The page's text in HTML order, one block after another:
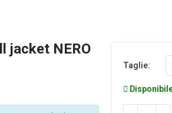
jacket NERO
Taglie